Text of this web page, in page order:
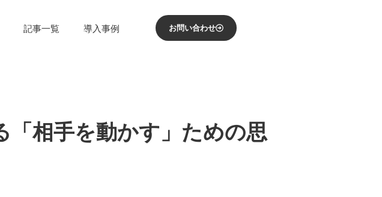
記事一覧 導入事例 お問い合わせ
「相手を動かす」ための思